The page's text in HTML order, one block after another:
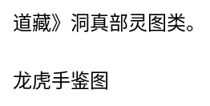
道藏》洞真部灵图类。
龙虎手鉴图